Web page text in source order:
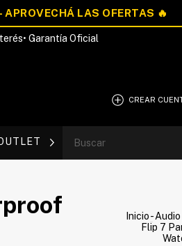
Garantía Oficial
CREAR
Blog
Inicio-
Flip 7